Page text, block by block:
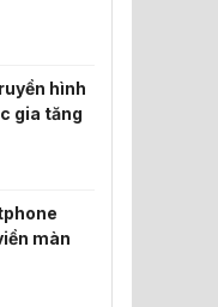
hình
gia tăng
màn